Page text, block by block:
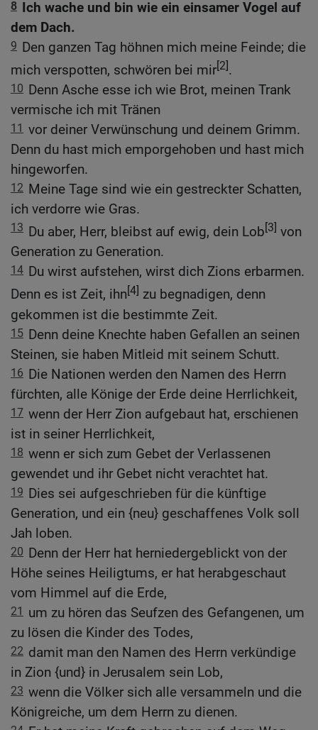
8 Ich wache und bin wie ein einsamer Vogel auf
dem Dach.
9 Den ganzen Tag höhnen mich meine Feinde; die
mich verspotten, schwören bei mir[2].
10 Denn Asche esse ich wie Brot, meinen Trank
vermische ich mit Tränen
11 vor deiner Verwünschung und deinem Grimm.
Denn du hast mich emporgehoben und hast mich
hingeworfen.
12 Meine Tage sind wie ein gestreckter Schatten,
ich verdorre wie Gras.
13 Du aber, Herr, bleibst auf ewig, dein Lob[3] von
Generation zu Generation.
14 Du wirst aufstehen, wirst dich Zions erbarmen.
Denn es ist Zeit, ihn[4] zu begnadigen, denn
gekommen ist die bestimmte Zeit.
15 Denn deine Knechte haben Gefallen an seinen
Steinen, sie haben Mitleid mit seinem Schutt.
16 Die Nationen werden den Namen des Herrn
fürchten, alle Könige der Erde deine Herrlichkeit,
17 wenn der Herr Zion aufgebaut hat, erschienen
ist in seiner Herrlichkeit,
18 wenn er sich zum Gebet der Verlassenen
gewendet und ihr Gebet nicht verachtet hat.
19 Dies sei aufgeschrieben für die künftige
Generation, und ein {neu} geschaffenes Volk soll
Jah loben.
20 Denn der Herr hat herniedergeblickt von der
Höhe seines Heiligtums, er hat herabgeschaut
vom Himmel auf die Erde,
21 um zu hören das Seufzen des Gefangenen, um
zu lösen die Kinder des Todes,
22 damit man den Namen des Herrn verkündige
in Zion {und} in Jerusalem sein Lob,
23 wenn die Völker sich alle versammeln und die
Königreiche, um dem Herrn zu dienen.